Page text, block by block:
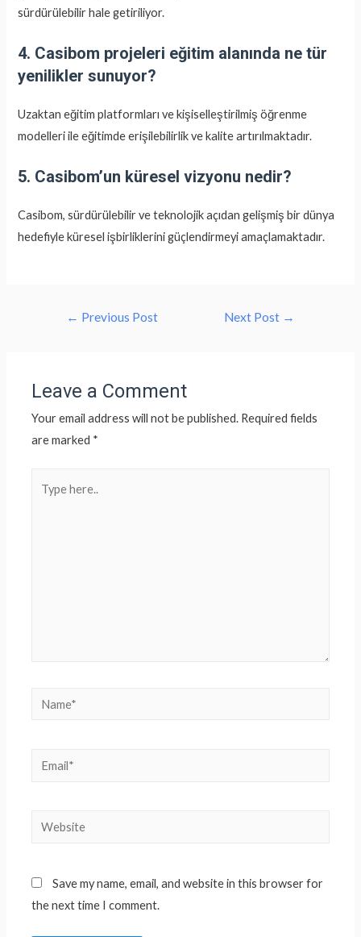
sürdürülebilir hale getiriliyor.
4. Casibom projeleri eğitim alanında ne tür
yenilikler sunuyor?
Uzaktan eğitim platformları ve kişiselleştirilmiş öğrenme
modelleri ile eğitimde erişilebilirlik ve kalite artırılmaktadır.
5. Casibom’un küresel vizyonu nedir?
Casibom, sürdürülebilir ve teknolojik açıdan gelişmiş bir dünya
hedefiyle küresel işbirliklerini güçlendirmeyi amaçlamaktadır.
← Previous Post Next Post →
Leave a Comment
Your email address will not be published. Required fields
are marked *
Save my name, email, and website in this browser for
the next time I comment.